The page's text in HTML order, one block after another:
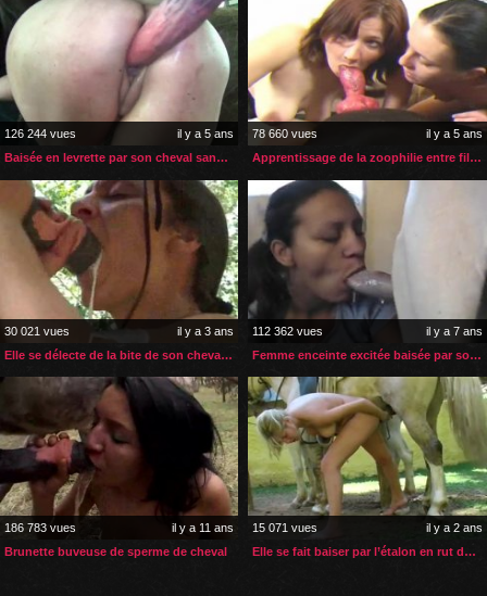
126 244 vues
il y a 5 ans
Baisée en levrette par son cheval sans les mains
78 660 vues
il y a 5 ans
Apprentissage de la zoophilie entre filles et un chien
30 021 vues
il y a 3 ans
Elle se délecte de la bite de son cheval dans tous ses orifices
112 362 vues
il y a 7 ans
Femme enceinte excitée baisée par son chien
186 783 vues
il y a 11 ans
Brunette buveuse de sperme de cheval
15 071 vues
il y a 2 ans
Elle se fait baiser par l’étalon en rut de sa voisine